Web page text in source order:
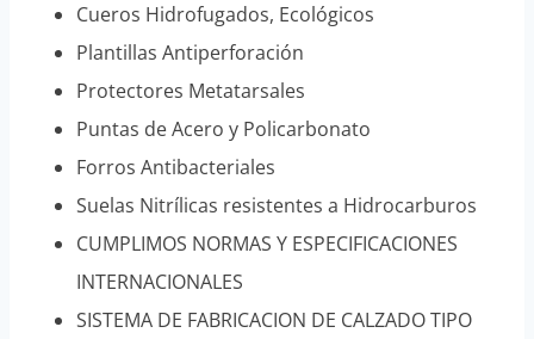
Cueros Hidrofugados, Ecológicos
Plantillas Antiperforación
Protectores Metatarsales
Puntas de Acero y Policarbonato
Forros Antibacteriales
Suelas Nitrílicas resistentes a Hidrocarburos
CUMPLIMOS NORMAS Y ESPECIFICACIONES
INTERNACIONALES
SISTEMA DE FABRICACION DE CALZADO TIPO